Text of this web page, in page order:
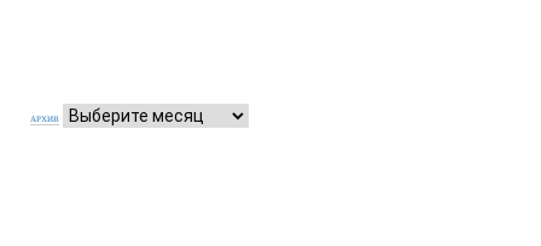
АРХИВ